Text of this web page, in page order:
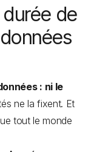
de
: ni le
ne la fixent. Et
tout le monde